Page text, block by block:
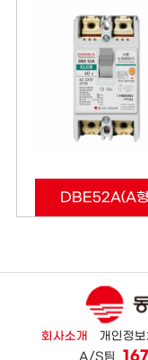
DBE52A(A
회사소개 개인정
A/S팀